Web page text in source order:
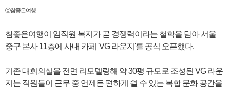
ⓒ참좋은여행
참좋은여행이 임직원 복지가 곧 경쟁력이라는 철학을 담아 서울
중구 본사 11층에 사내 카페 'VG 라운지'를 공식 오픈했다.
기존 대회의실을 전면 리모델링해 약 30평 규모로 조성된 VG 라운
지는 직원들이 근무 중 언제든 편하게 쉴 수 있는 복합 문화 공간을